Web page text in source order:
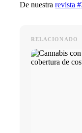
De nuestrarevista
RELACIONADO